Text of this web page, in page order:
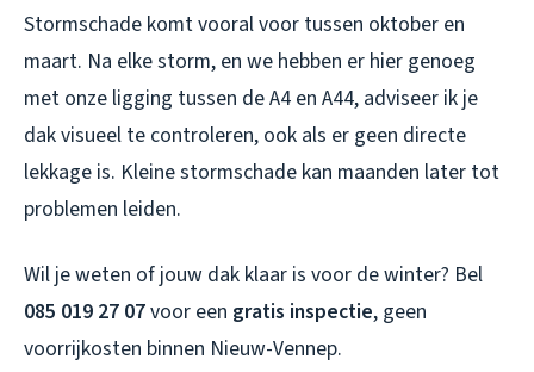
Stormschade komt vooral voor tussen oktober en
maart. Na elke storm, en we hebben er hier genoeg
met onze ligging tussen de A4 en A44, adviseer ik je
dak visueel te controleren, ook als er geen directe
lekkage is. Kleine stormschade kan maanden later tot
problemen leiden.
Wil je weten of jouw dak klaar is voor de winter? Bel
085 019 27 07voor een gratis inspectie, geen
voorrijkosten binnen Nieuw-Vennep.